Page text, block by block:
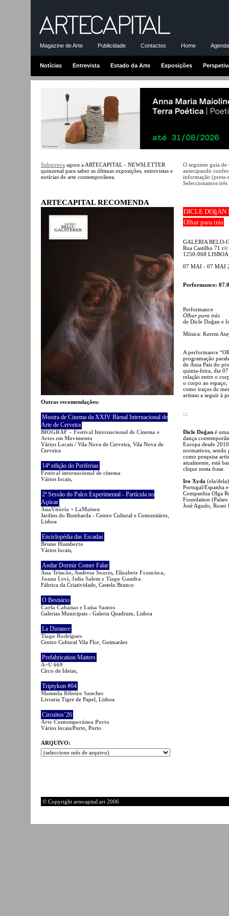
Magazine de Arte Publicidade Contactos Home
Notícias Entrevista Estado da Arte Exposições
Subscreva agora a ARTECAPITAL - NEWSLETTER
quinzenal para saber as últimas exposições, entrevistas e
notícias de arte contemporânea.
ARTECAPITAL RECOMENDA
Outras recomendações:
Mostra de Cinema da XXIV Bienal Internacional de
Arte de Cerveira
BIOGRAF – Festival Internacional de Cinema e
Artes em Movimento
Vários Locais / Vila Nova de Cerveira, Vila Nova de
Cerveira
14ª edição do Periferias
Festival internacional de cinema
Vários locais,
2ª Sessão do Palco Experimental - Partícula no
Açúcar
AnaVitória + LaMaison
Jardins do Bombarda - Centro Cultural e Comunitário,
Lisboa
Enciclopédia das Escadas
Bruno Humberto
Vários locais,
Andar Dormir Comer Falar
Ana Trincão, Andresa Soares, Elizabete Francisca,
Joana Levi, Julia Salem e Tiago Gandra
Fábrica da Criatividade, Castelo Branco
O Bestiário
Carla Cabanas e Luísa Santos
Galerias Municipais - Galeria Quadrum, Lisboa
La Distance
Tiago Rodrigues
Centro Cultural Vila Flor, Guimarães
Prefabrication Matters
A+U 669
Circo de Ideias,
Triptykon #04
Manuela Ribeiro Sanches
Livraria Tigre de Papel, Lisboa
Circuitos’26
Arte Contemporânea Porto
Vários locais/Porto, Porto
ARQUIVO:
O seguinte guia
antecipando
informação (press-
Seleccionamos
DICLE DOğAN
Olhar para trás
GALERIA BELO-
Rua Castilho 71 r/c
1250-068 LISBOA
07 MAI - 07 MAI
Performance:
Performance
Olhar para trás
de Dicle Doğan e
Música: Kerem
A performance
programação
de Ânia Pais do
quinta-feira, dia 07
relação entre o
o corpo ao
como traços de
artistas a seguir à
:::
Dicle Doğan é
dança
Europa desde
normativos, sendo
como pesquisa
atualmente, está
clique nesta frase.
Iro Xyda (ela/
Portugal/Espanha
Companhia Olga
Foundation
José Agudo,
© Copyright artecapital.art 2006